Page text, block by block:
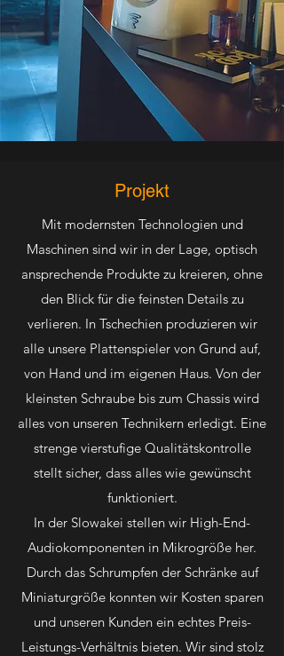
Projekt
Mit modernsten Technologien und
Maschinen sind wir in der Lage, optisch
ansprechende Produkte zu kreieren, ohne
den Blick für die feinsten Details zu
verlieren. In Tschechien produzieren wir
alle unsere Plattenspieler von Grund auf,
von Hand und im eigenen Haus. Von der
kleinsten Schraube bis zum Chassis wird
alles von unseren Technikern erledigt. Eine
strenge vierstufige Qualitätskontrolle
stellt sicher, dass alles wie gewünscht
funktioniert.
In der Slowakei stellen wir High-End-
Audiokomponenten in Mikrogröße her.
Durch das Schrumpfen der Schränke auf
Miniaturgröße konnten wir Kosten sparen
und unseren Kunden ein echtes Preis-
Leistungs-Verhältnis bieten. Wir sind stolz